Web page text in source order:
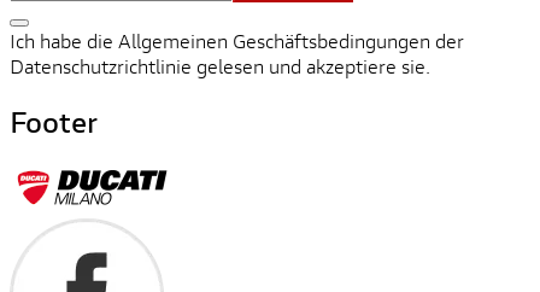
Ich habe die Allgemeinen Geschäftsbedingungen der
Datenschutzrichtlinie gelesen und akzeptiere sie.
Footer